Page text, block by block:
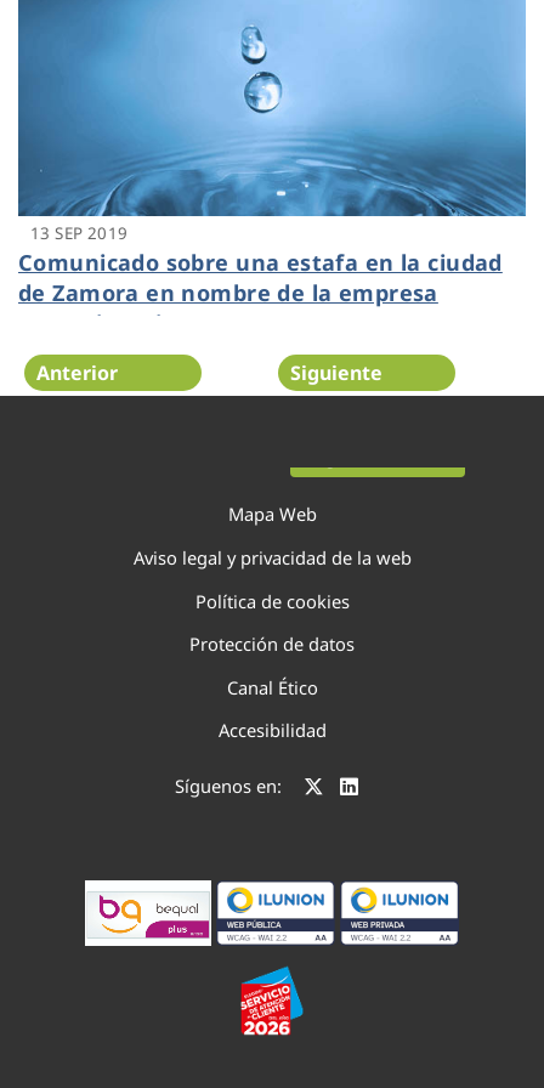
13 SEP 2019
Comunicado sobre una estafa en la ciudad
de Zamora en nombre de la empresa
concesionaria
Anterior Siguiente
Mapa Web
Aviso legal y privacidad de la web
Política de cookies
Protección de datos
Canal Ético
Accesibilidad
Síguenos en: